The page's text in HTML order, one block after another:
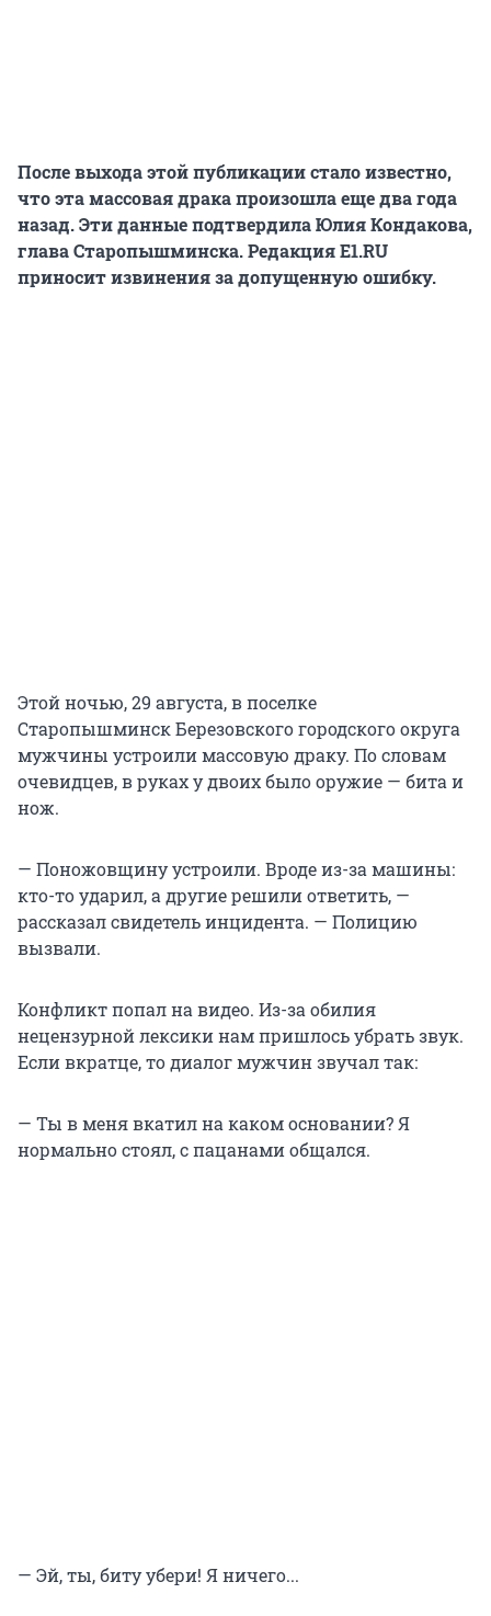
После выхода этой публикации стало известно,
что эта массовая драка произошла еще два года
назад. Эти данные подтвердила Юлия Кондакова,
глава Старопышминска. Редакция E1.RU
приносит извинения за допущенную ошибку.
Этой ночью, 29 августа, в поселке
Старопышминск Березовского городского округа
мужчины устроили массовую драку. По словам
очевидцев, в руках у двоих было оружие — бита и
нож.
— Поножовщину устроили. Вроде из-за машины:
кто-то ударил, а другие решили ответить, —
рассказал свидетель инцидента. — Полицию
вызвали.
Конфликт попал на видео. Из-за обилия
нецензурной лексики нам пришлось убрать звук.
Если вкратце, то диалог мужчин звучал так:
— Ты в меня вкатил на каком основании? Я
нормально стоял, с пацанами общался.
— Эй, ты, биту убери! Я ничего...